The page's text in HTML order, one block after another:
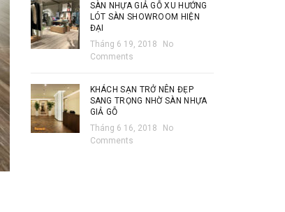
SÀN NHỰA GIẢ GỖ XU HƯỚNG
LÓT SÀN SHOWROOM HIỆN
ĐẠI
Tháng 6 19, 2018
No
Comments
KHÁCH SẠN TRỞ NÊN ĐẸP
SANG TRỌNG NHỜ SÀN NHỰA
GIẢ GỖ
Tháng 6 16, 2018
No
Comments